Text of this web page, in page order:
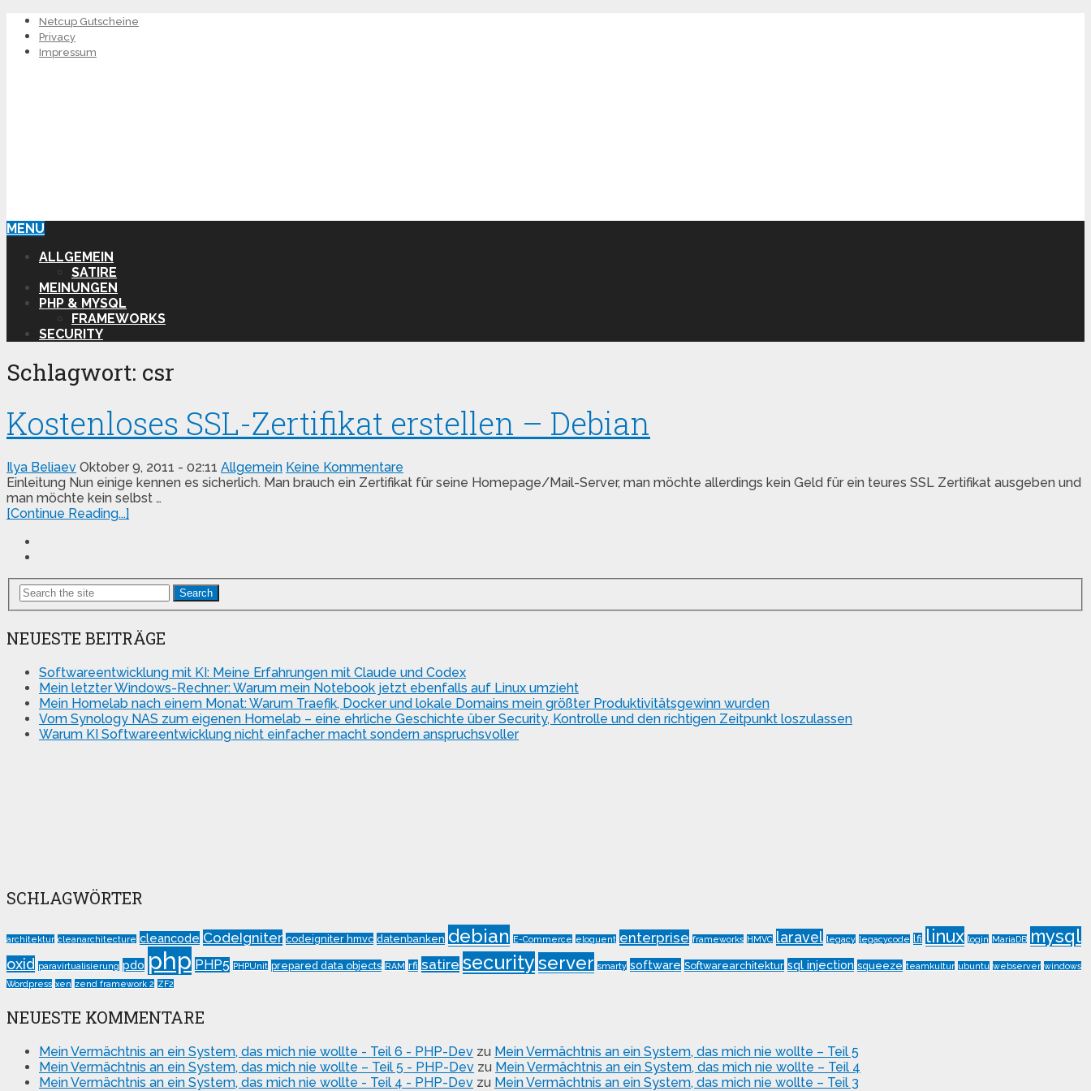
Netcup Gutscheine
Privacy
Impressum
MENU
ALLGEMEIN
SATIRE
MEINUNGEN
PHP & MYSQL
FRAMEWORKS
SECURITY
Schlagwort: csr
Kostenloses SSL-Zertifikat erstellen – Debian
Ilya Beliaev Oktober 9, 2011 - 02:11 Allgemein Keine Kommentare
Einleitung Nun einige kennen es sicherlich. Man brauch ein Zertifikat für seine Homepage/Mail-Server, man möchte allerdings kein Geld für ein teures SSL Zertifikat ausgeben und
man möchte kein selbst …
[Continue Reading...]
Search
NEUESTE BEITRÄGE
Softwareentwicklung mit KI: Meine Erfahrungen mit Claude und Codex
Mein letzter Windows-Rechner: Warum mein Notebook jetzt ebenfalls auf Linux umzieht
Mein Homelab nach einem Monat: Warum Traefik, Docker und lokale Domains mein größter Produktivitätsgewinn wurden
Vom Synology NAS zum eigenen Homelab – eine ehrliche Geschichte über Security, Kontrolle und den richtigen Zeitpunkt loszulassen
Warum KI Softwareentwicklung nicht einfacher macht sondern anspruchsvoller
SCHLAGWÖRTER
architektur cleanarchitecture cleancode CodeIgniter codeigniter hmvc datenbanken debian E-Commerce eloquent enterprise frameworks HMVC laravel legacy legacycode lfi linux login MariaDB mysql
oxid paravirtualisierung pdo php PHP5 PHPUnit prepared data objects RAM rfi satire securityserver smarty software Softwarearchitektur sql injection squeeze teamkultur ubuntu webserver windows
Wordpress xen zend framework 2 ZF2
NEUESTE KOMMENTARE
Mein Vermächtnis an ein System, das mich nie wollte - Teil 6 - PHP-Dev zu Mein Vermächtnis an ein System, das mich nie wollte – Teil 5
Mein Vermächtnis an ein System, das mich nie wollte – Teil 5 - PHP-Dev zu Mein Vermächtnis an ein System, das mich nie wollte – Teil 4
Mein Vermächtnis an ein System, das mich nie wollte - Teil 4 - PHP-Dev zu Mein Vermächtnis an ein System, das mich nie wollte – Teil 3